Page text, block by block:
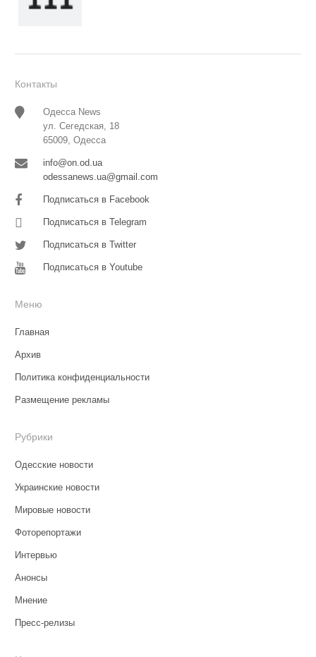
Контакты
Одесса News
ул. Сегедская, 18
65009, Одесса
info@on.od.ua
odessanews.ua@gmail.com
Подписаться в Facebook
Подписаться в Telegram
Подписаться в Twitter
Подписаться в Youtube
Меню
Главная
Архив
Политика конфиденциальности
Размещение рекламы
Рубрики
Одесские новости
Украинские новости
Мировые новости
Фоторепортажи
Интервью
Анонсы
Мнение
Пресс-релизы